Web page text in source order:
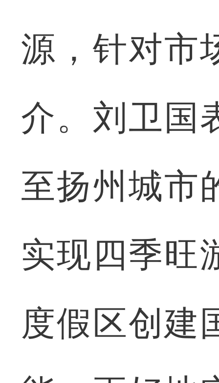
源，针对市
介。刘卫国
至扬州城市
实现四季旺
度假区创建